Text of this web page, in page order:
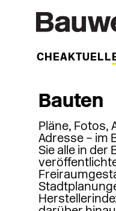
WOCHEAKTUELL
Bauten
Pläne, Fotos,
Adresse – im
Sie alle in der